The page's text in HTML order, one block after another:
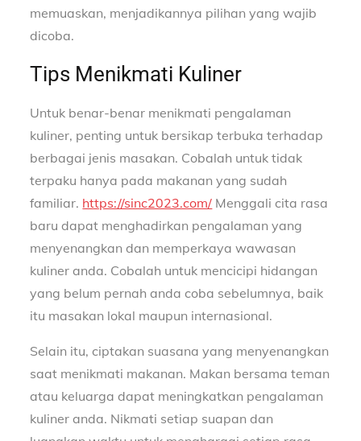
memuaskan, menjadikannya pilihan yang wajib
dicoba.
Tips Menikmati Kuliner
Untuk benar-benar menikmati pengalaman
kuliner, penting untuk bersikap terbuka terhadap
berbagai jenis masakan. Cobalah untuk tidak
terpaku hanya pada makanan yang sudah
familiar. https://sinc2023.com/ Menggali cita rasa
baru dapat menghadirkan pengalaman yang
menyenangkan dan memperkaya wawasan
kuliner anda. Cobalah untuk mencicipi hidangan
yang belum pernah anda coba sebelumnya, baik
itu masakan lokal maupun internasional.
Selain itu, ciptakan suasana yang menyenangkan
saat menikmati makanan. Makan bersama teman
atau keluarga dapat meningkatkan pengalaman
kuliner anda. Nikmati setiap suapan dan